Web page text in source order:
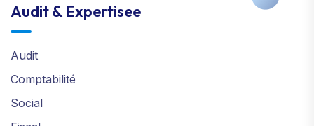
Audit & Expertisee
Audit
Comptabilité
Social